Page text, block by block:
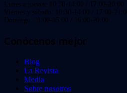
Lunes a jueves: 10:30-14:00 / 17:00-20:00
Viernes y sábado: 10:30-14:00 / 17:00-21:00
Domingo: 11:00-15:00 / 16:00-20:00
Conócenos mejor
Blog
La Revista
Media
Sobre nosotros